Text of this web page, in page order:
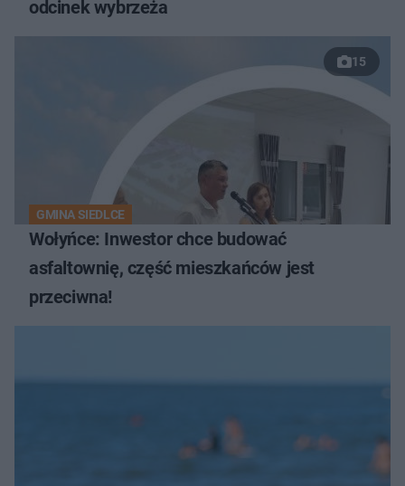
odcinek wybrzeża
15
GMINA SIEDLCE
Wołyńce: Inwestor chce budować
asfaltownię, część mieszkańców jest
przeciwna!